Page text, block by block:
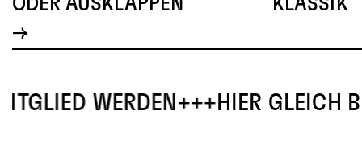
WERDEN HIER GLEICH